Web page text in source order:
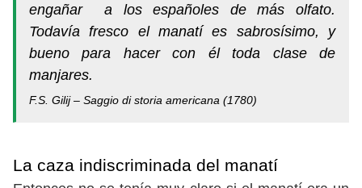
engañar a los españoles de más olfato.
Todavía fresco el manatí es sabrosísimo, y
bueno para hacer con él toda clase de
manjares.
F.S. Gilij – Saggio di storia americana (1780)
La caza indiscriminada del manatí